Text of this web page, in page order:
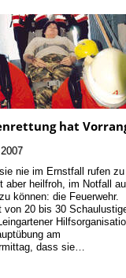
hat
nie im Ernstfall rufen zu
aber heilfroh, im Notfall
können: die Feuerwehr.
von 20 bis 30
am
dass sie…